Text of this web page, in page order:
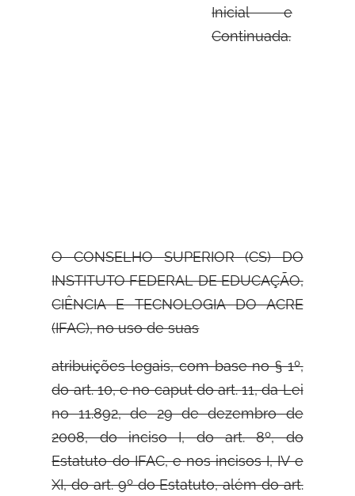
Inicial e
Continuada.
O CONSELHO SUPERIOR (CS) DO
INSTITUTO FEDERAL DE EDUCAÇÃO,
CIÊNCIA E TECNOLOGIA DO ACRE
(IFAC), no uso de suas
atribuições legais, com base no § 1º,
do art. 10, e no caput do art. 11, da Lei
no 11.892, de 29 de dezembro de
2008, do inciso I, do art. 8º, do
Estatuto do IFAC, e nos incisos I, IV e
XI, do art. 9º do Estatuto, além do art.